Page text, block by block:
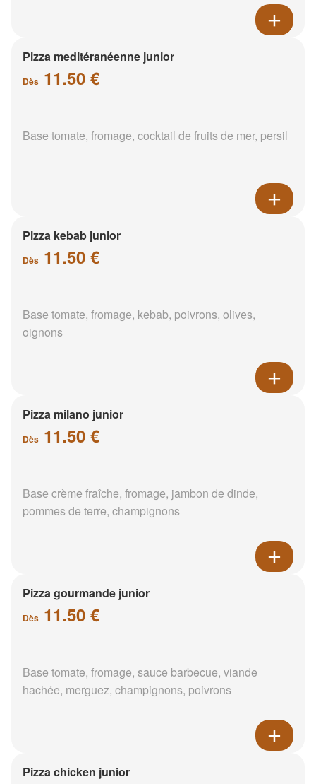
Pizza meditéranéenne junior
Dès 11.50 €
Base tomate, fromage, cocktail de fruits de mer, persil
Pizza kebab junior
Dès 11.50 €
Base tomate, fromage, kebab, poivrons, olives,
oignons
Pizza milano junior
Dès 11.50 €
Base crème fraîche, fromage, jambon de dinde,
pommes de terre, champignons
Pizza gourmande junior
Dès 11.50 €
Base tomate, fromage, sauce barbecue, viande
hachée, merguez, champignons, poivrons
Pizza chicken junior